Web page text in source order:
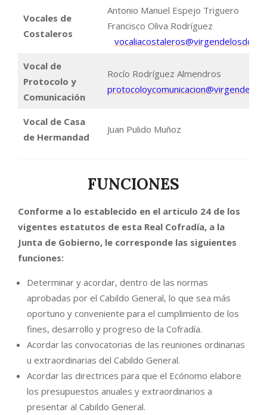
Vocales de
Costaleros
Antonio Manuel Espejo Triguero
Francisco Oliva Rodríguez
Vocal de
Protocolo y
Comunicación
Rocío Rodríguez Almendros
Vocal de Casa
de Hermandad
Juan Pulido Muñoz
FUNCIONES
Conforme a lo establecido en el articulo 24 de los
vigentes estatutos de esta Real Cofradía, a la
Junta de Gobierno, le corresponde las siguientes
funciones:
Determinar y acordar, dentro de las normas
aprobadas por el Cabildo General, lo que sea más
oportuno y conveniente para el cumplimiento de los
fines, desarrollo y progreso de la Cofradía.
Acordar las convocatorias de las reuniones ordinarias
u extraordinarias del Cabildo General.
Acordar las directrices para que el Ecónomo elabore
los presupuestos anuales y extraordinarios a
presentar al Cabildo General.